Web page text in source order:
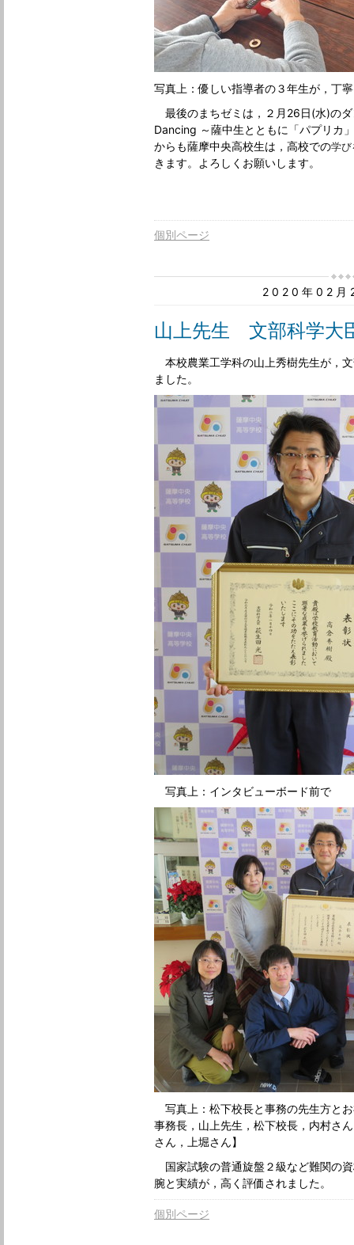
写真上：優しい指導者の３年生が，丁
最後のまちゼミは，２月26日(水)の
Dancing ～薩中生とともに「パプリカ
からも薩摩中央高校生は，高校での学び
きます。よろしくお願いします。
個別ページ
2020年02月
山上先生 文部科学大
本校農業工学科の山上秀樹先生が，
ました。
写真上：インタビューボード前で
写真上：松下校長と事務の先生方と
事務長，山上先生，松下校長，内村さ
さん，上堀さん】
国家試験の普通旋盤２級など難関の
腕と実績が，高く評価されました。
個別ページ